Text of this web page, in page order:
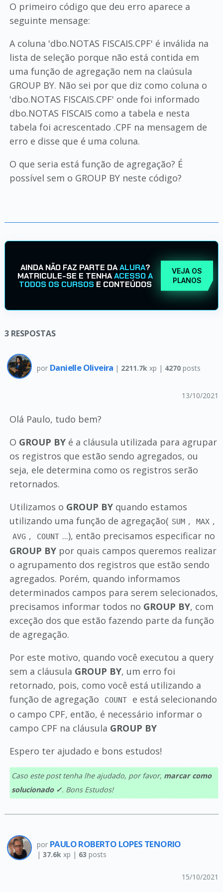
O primeiro código que deu erro aparece a
seguinte mensage:
A coluna 'dbo.NOTAS FISCAIS.CPF' é inválida na
lista de seleção porque não está contida em
uma função de agregação nem na claúsula
GROUP BY. Não sei por que diz como coluna o
'dbo.NOTAS FISCAIS.CPF' onde foi informado
dbo.NOTAS FISCAIS como a tabela e nesta
tabela foi acrescentado .CPF na mensagem de
erro e disse que é uma coluna.
O que seria está função de agregação? É
possível sem o GROUP BY neste código?
AINDA NÃO FAZ PARTE DAALURA?
MATRICULE-SE E TENHAACESSO A
TODOS OS CURSOS E CONTEÚDOS
VEJA OS
PLANOS
3 RESPOSTAS
por Danielle Oliveira | 2211.7k xp | 4270 posts
13/10/2021
Olá Paulo, tudo bem?
O GROUP BYé a cláusula utilizada para agrupar
os registros que estão sendo agregados, ou
seja, ele determina como os registros serão
retornados.
Utilizamos o GROUP BYquando estamos
utilizando uma função de agregação( SUM , MAX ,
AVG , COUNT ...), então precisamos especificar no
GROUP BYpor quais campos queremos realizar
o agrupamento dos registros que estão sendo
agregados. Porém, quando informamos
determinados campos para serem selecionados,
precisamos informar todos no GROUP BY, com
exceção dos que estão fazendo parte da função
de agregação.
Por este motivo, quando você executou a query
sem a cláusula GROUP BY, um erro foi
retornado, pois, como você está utilizando a
função de agregação
COUNT
e está selecionando
o campo CPF, então, é necessário informar o
campo CPF na cláusula GROUP BY
Espero ter ajudado e bons estudos!
Caso este post tenha lhe ajudado, por favor, marcar como
solucionado ✓. Bons Estudos!
por PAULO ROBERTO LOPES TENORIO
| 37.6kxp | 63 posts
15/10/2021